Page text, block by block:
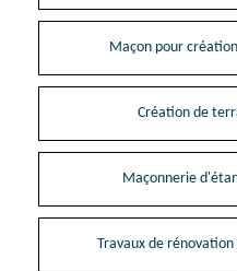
Maçon pour
Création de
Maçonnerie
Travaux de rénovation